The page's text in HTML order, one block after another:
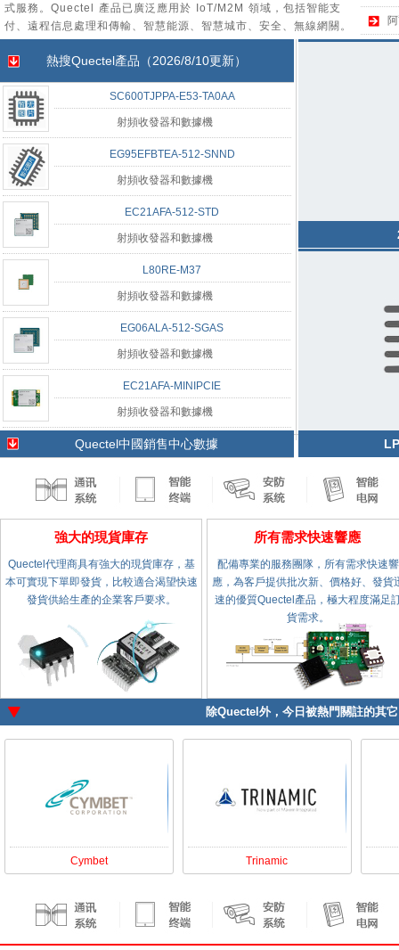
式服務。Quectel 產品已廣泛應用於 IoT/M2M 領域，包括智能支
付、遠程信息處理和傳輸、智慧能源、智慧城市、安全、無線網關。
熱搜Quectel產品（2026/8/10更新）
SC600TJPPA-E53-TA0AA
射頻收發器和數據機
EG95EFBTEA-512-SNND
射頻收發器和數據機
EC21AFA-512-STD
射頻收發器和數據機
L80RE-M37
射頻收發器和數據機
EG06ALA-512-SGAS
射頻收發器和數據機
EC21AFA-MINIPCIE
射頻收發器和數據機
Quectel中國銷售中心數據
強大的現貨庫存
Quectel代理商具有強大的現貨庫存，基
本可實現下單即發貨，比較適合渴望快速
發貨供給生產的企業客戶要求。
所有需求快速響應
配備專業的服務團隊，所有需求快速響
應，為客戶提供批次新、價格好、發貨
速的優質Quectel產品，極大程度滿足
貨需求。
除Quectel 外，今日被熱門關註的其
Cymbet Trinamic